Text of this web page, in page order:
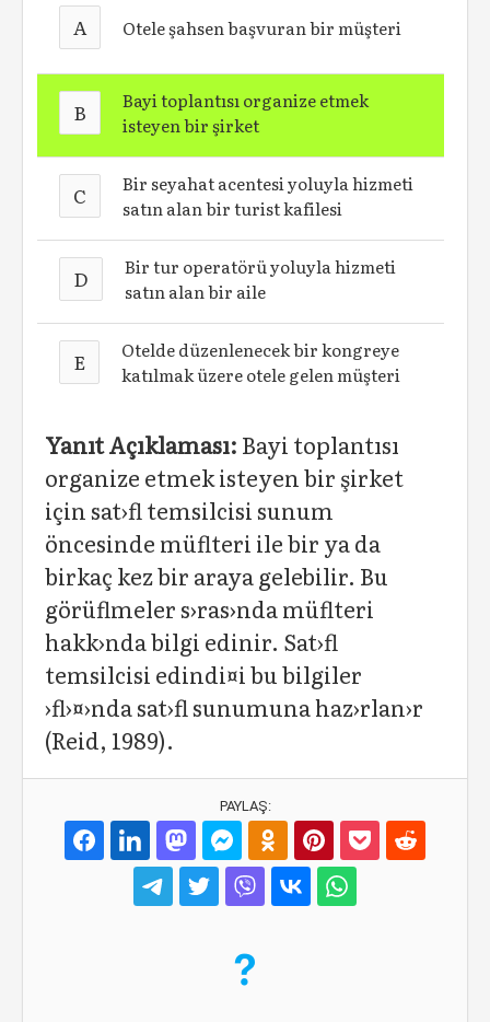
A Otele şahsen başvuran bir müşteri
B
Bayi toplantısı organize etmek
isteyen bir şirket
C
Bir seyahat acentesi yoluyla hizmeti
satın alan bir turist kafilesi
D
Bir tur operatörü yoluyla hizmeti
satın alan bir aile
E
Otelde düzenlenecek bir kongreye
katılmak üzere otele gelen müşteri
Yanıt Açıklaması: Bayi toplantısı
organize etmek isteyen bir şirket
için sat›fl temsilcisi sunum
öncesinde müflteri ile bir ya da
birkaç kez bir araya gelebilir. Bu
görüflmeler s›ras›nda müflteri
hakk›nda bilgi edinir. Sat›fl
temsilcisi edindi¤i bu bilgiler
›fl›¤›nda sat›fl sunumuna haz›rlan›r
(Reid, 1989).
PAYLAŞ: